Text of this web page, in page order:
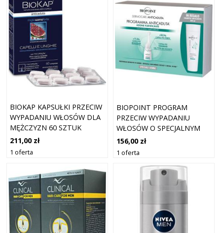
BIOKAP KAPSUŁKI PRZECIW
WYPADANIU WŁOSÓW DLA
MĘŻCZYZN 60 SZTUK
211,00 zł
1 oferta
BIOPOINT PROGRAM
PRZECIW WYPADANIU
WŁOSÓW O SPECJALNYM
DZIAŁANIU
WZMACNIAJĄCYM DLA
156,00 zł
1 oferta